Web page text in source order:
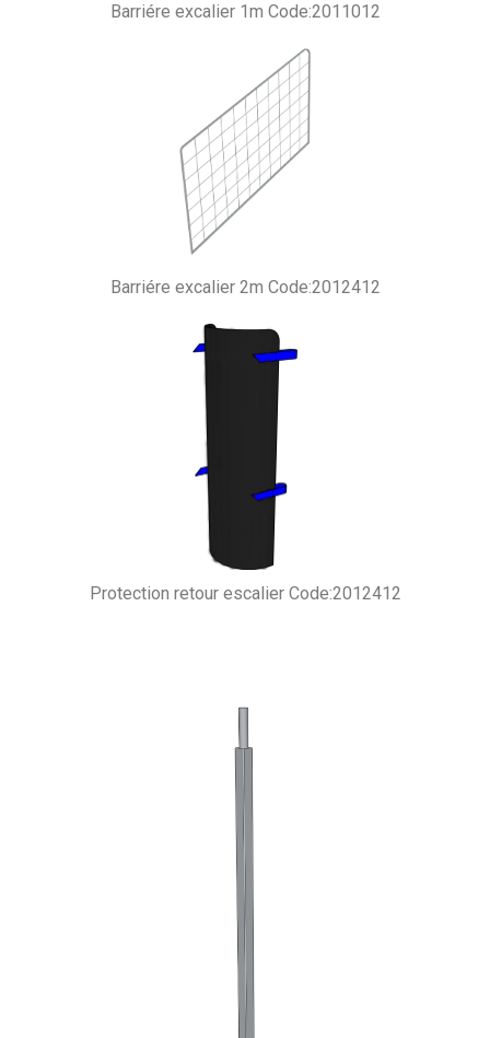
Barriére excalier 1m Code:2011012
Barriére excalier 2m Code:2012412
Protection retour escalier Code:2012412